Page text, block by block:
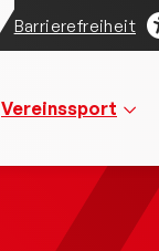
Barrierefreiheit
Vereinssport